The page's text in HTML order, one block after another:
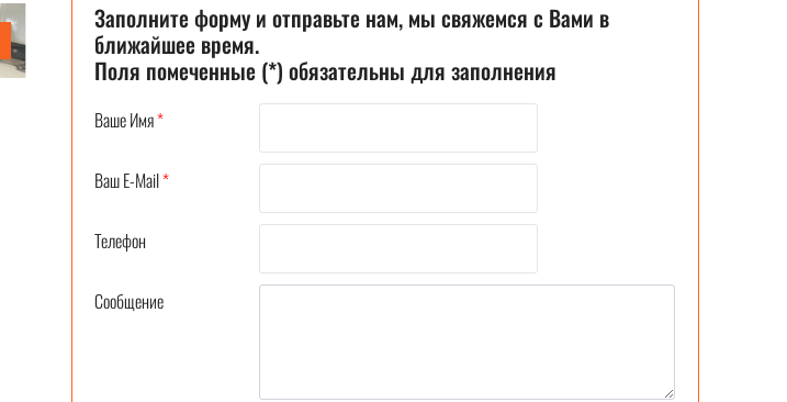
Заполните форму и отправьте нам, мы свяжемся с Вами в
ближайшее время.
Поля помеченные (*) обязательны для заполнения
Ваше Имя*
Ваш E-Mail*
Телефон
Сообщение